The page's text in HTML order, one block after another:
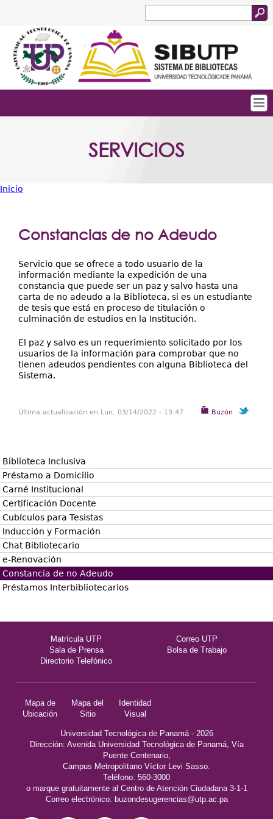
Jump to navigation
de
búsqueda
Quienes Somos
Directorio
Ayuda
SERVICIOS
está
Inicio
Constancias de no Adeudo
Servicio que se ofrece a todo usuario de la
información mediante la expedición de una
constancia que puede ser un paz y salvo hasta una
carta de no adeudo a la Biblioteca, si es un estudiante
de tesis que está en proceso de titulación o
culminación de estudios en la Institución.
El paz y salvo es un requerimiento solicitado por los
usuarios de la información para comprobar que no
tienen adeudos pendientes con alguna Biblioteca del
Sistema.
Buzón
Última actualización en Lun, 03/14/2022 - 13:47
Biblioteca Inclusiva
Préstamo a Domicilio
Carné Institucional
Certificación Docente
Cubículos para Tesistas
Inducción y Formación
Chat Bibliotecario
e-Renovación
Constancia de no Adeudo
Préstamos Interbibliotecarios
Matrícula UTP
Correo UTP
Sala de Prensa
Bolsa de Trabajo
Directorio Telefónico
Mapa de
Ubicación
Mapa del
Sitio
Identidad
Visual
Universidad Tecnológica de Panamá - 2026
Dirección: Avenida Universidad Tecnológica de Panamá, Vía
Puente Centenario,
Campus Metropolitano Víctor Levi Sasso.
Teléfono: 560-3000
o marque gratuitamente al Centro de Atención Ciudadana 3-1-1
Correo electrónico: buzondesugerencias@utp.ac.pa